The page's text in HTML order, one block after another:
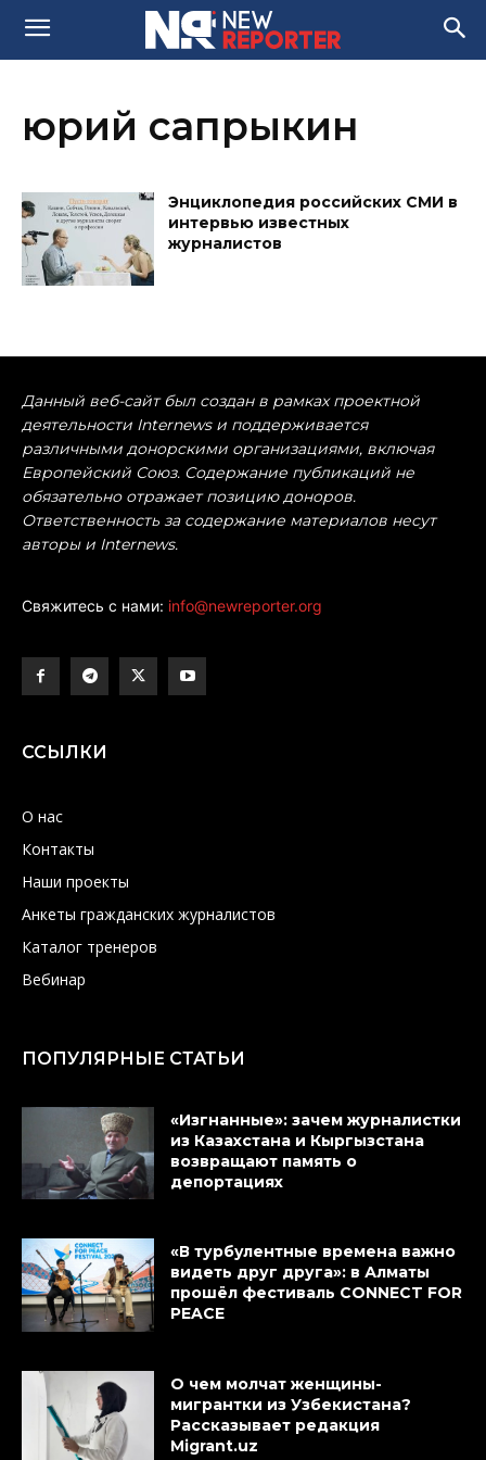
юрий сапрыкин
Энциклопедия российских СМИ в
интервью известных
журналистов
Данный веб-сайт был создан в рамках проектной
деятельности Internews и поддерживается
различными донорскими организациями, включая
Европейский Союз. Содержание публикаций не
обязательно отражает позицию доноров.
Ответственность за содержание материалов несут
авторы и Internews.
Свяжитесь с нами: info@newreporter.org
ССЫЛКИ
О нас
Контакты
Наши проекты
Анкеты гражданских журналистов
Каталог тренеров
Вебинар
ПОПУЛЯРНЫЕ СТАТЬИ
«Изгнанные»: зачем журналистки
из Казахстана и Кыргызстана
возвращают память о
депортациях
«В турбулентные времена важно
видеть друг друга»: в Алматы
прошёл фестиваль CONNECT FOR
PEACE
О чем молчат женщины-
мигрантки из Узбекистана?
Рассказывает редакция
Migrant.uz